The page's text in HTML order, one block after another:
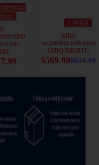
Star
COIL
CHIQ
AIRE
ACONDICIONADO
CHIQ 36K/BTU
$659.99
$569.99